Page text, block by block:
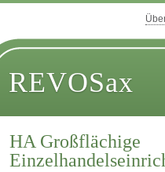
REVOSax
HA Großflächige